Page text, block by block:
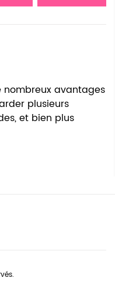
nombreux avantages
plusieurs
et bien plus